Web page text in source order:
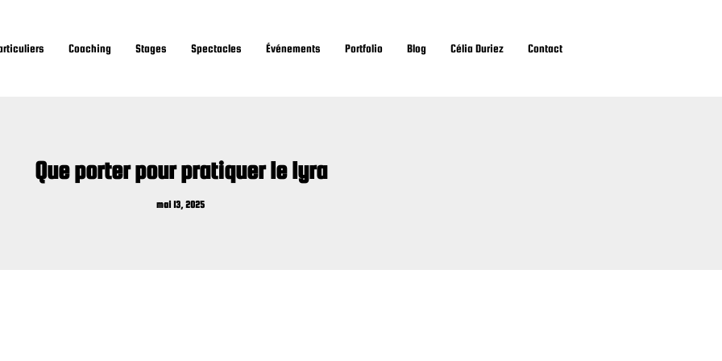
Coaching Stages Spectacles Événements Portfolio Blog Célia Duriez Contact
Que porter pour pratiquer le lyra
mai 13, 2025